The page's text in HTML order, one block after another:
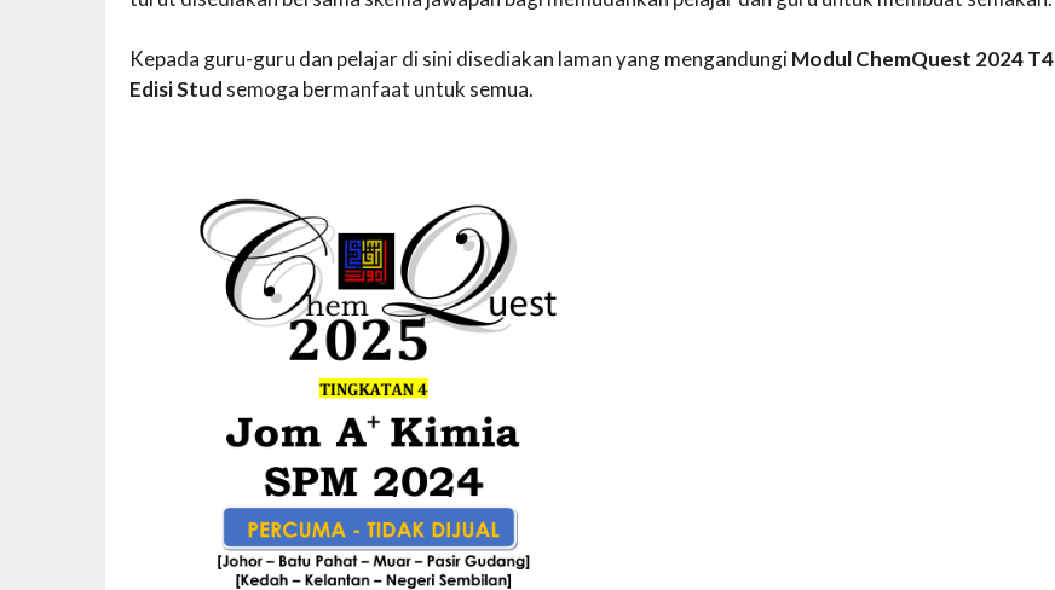
Kepada guru-guru dan pelajar di sini disediakan laman yang mengandungiModul ChemQuest 2024 T4
Edisi Stud semoga bermanfaat untuk semua.